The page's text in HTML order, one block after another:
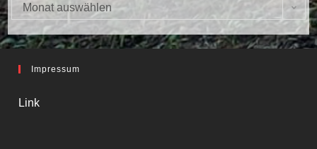
Monat auswählen
Impressum
Link